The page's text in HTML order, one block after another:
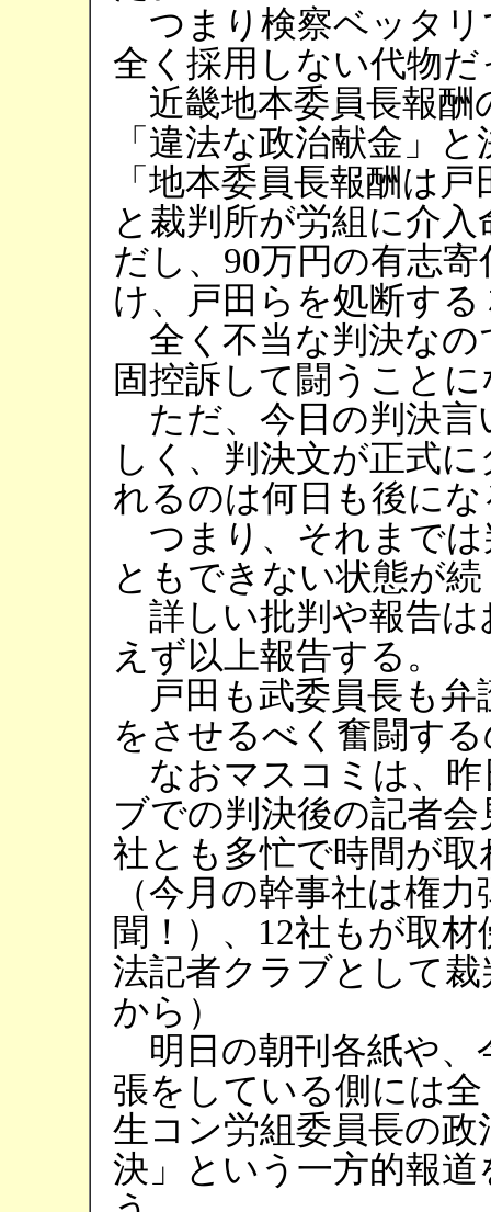
つまり検察ベッタリ
全く採用しない代物だ
近畿地本委員長報酬
「違法な政治献金」
「地本委員長報酬は
と裁判所が労組に介
だし、90万円の有志
け、戸田らを処断す
全く不当な判決なの
固控訴して闘うこと
ただ、今日の判決言
しく、判決文が正式
れるのは何日も後に
つまり、それまでは
ともできない状態が
詳しい批判や報告は
えず以上報告する。
戸田も武委員長も弁
をさせるべく奮闘す
なおマスコミは、昨
ブでの判決後の記者
社とも多忙で時間が
（今月の幹事社は権
聞！）、12社もが取
法記者クラブとして
から）
明日の朝刊各紙や、
張をしている側には
生コン労組委員長の
決」という一方的報